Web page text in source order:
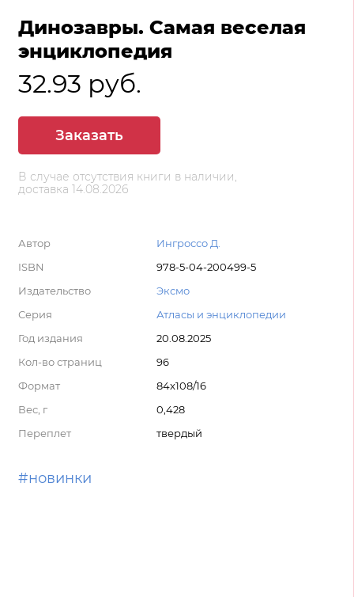
Динозавры. Самая веселая
энциклопедия
32.93 руб.
Заказать
В случае отсутствия книги в наличии,
доставка 14.08.2026
Автор
Ингроссо Д.
ISBN
978-5-04-200499-5
Издательство
Эксмо
Серия
Атласы и энциклопедии
Год издания
20.08.2025
Кол-во страниц
96
Формат
84x108/16
Вес, г
0,428
Переплет
твердый
#новинки